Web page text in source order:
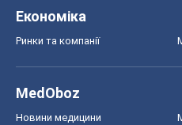
Економіка
Ринки та компанії
MedOboz
Новини медицини